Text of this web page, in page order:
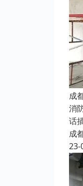
成
消
话
成
23-